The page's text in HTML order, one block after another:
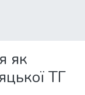
як
ТГ